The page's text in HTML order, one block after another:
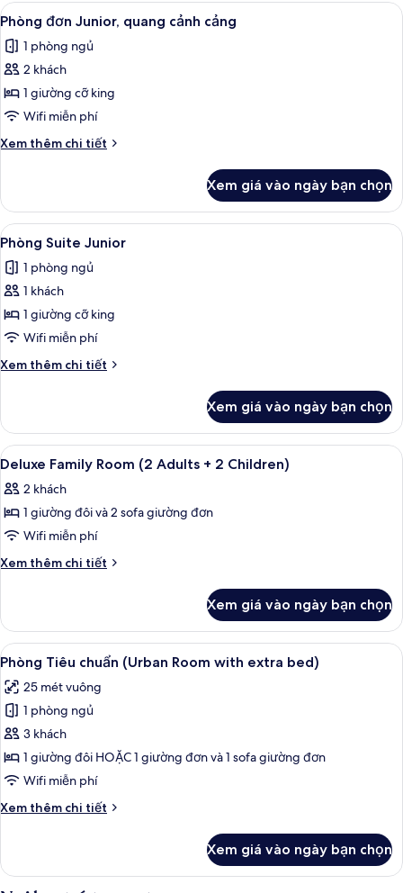
Junior
Xem
tất
cả
ảnh
Phòng
đơn
Junior,
quang
cảng
Chăn bông, minibar, két bảo mật tại
5
Phòng đơn Junior, quang cảnh cảng
1 phòng ngủ
2 khách
1 giường cỡ king
Wifi miễn phí
Xem thêm chi tiết
Chi
Phòng
đơn
Junior,
quang
cảnh
cảng
Xem giá vào ngày bạn chọn
Xem
tất
cả
ảnh
Phòng
Suite
Junior
Chăn bông, minibar, két bảo mật tại
5
Phòng Suite Junior
1 phòng ngủ
1 khách
1 giường cỡ king
Wifi miễn phí
Xem thêm chi tiết
Chi
Phòng
Suite
Junior
Xem giá vào ngày bạn chọn
Xem
tất
cả
ảnh
Deluxe
Family
Adults
+
2
Children)
Chăn bông, minibar, két bảo mật tại
4
Deluxe Family Room (2 Adults + 2 Children)
2 khách
1 giường đôi và 2 sofa giường đơn
Wifi miễn phí
Xem thêm chi tiết
Chi
Deluxe
Family
Room
Adults
+
Children)
Xem giá vào ngày bạn chọn
Xem
tất
cả
ảnh
Phòng
Tiêu
chuẩn
Room
bed)
Chăn bông, minibar, két bảo mật tại
4
Phòng Tiêu chuẩn (Urban Room with extra bed)
25 mét vuông
1 phòng ngủ
3 khách
1 giường đôi HOẶC 1 giường đơn và 1 sofa giường đơn
Wifi miễn phí
Xem thêm chi tiết
Chi
Phòng
Xem giá vào ngày bạn chọn